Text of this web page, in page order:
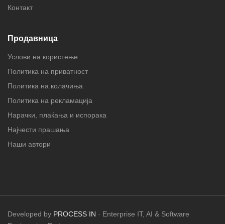
Контакт
Продавница
Услови на користење
Политика на приватност
Политика на колачиња
Политика на рекламација
Нарачки, плаќања и испорака
Најчести прашања
Наши автори
Developed by PROCESS IN · Enterprise IT, AI & Software